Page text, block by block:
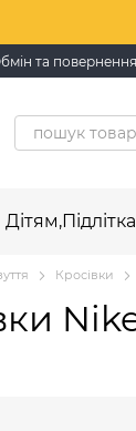
та повернення
Кросівки